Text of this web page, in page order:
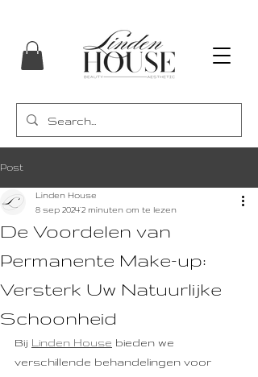
Post
De Voordelen van
Permanente Make-up:
Versterk Uw Natuurlijke
Schoonheid
Linden House
8 sep 20242 minuten om te lezen
Bij Linden House bieden we
verschillende behandelingen voor